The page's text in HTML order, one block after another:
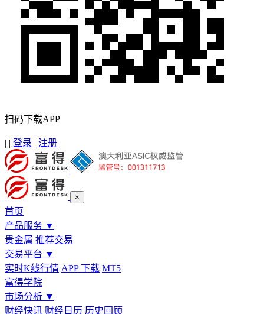
扫码下载APP
| | 登录 | 注册
×
首页
产品服务 ▼
贵金属 推荐交易
交易平台 ▼
实时K线行情 APP 下载 MT5
富得学院
市场分析 ▼
财经快讯 财经日历 历史回顾